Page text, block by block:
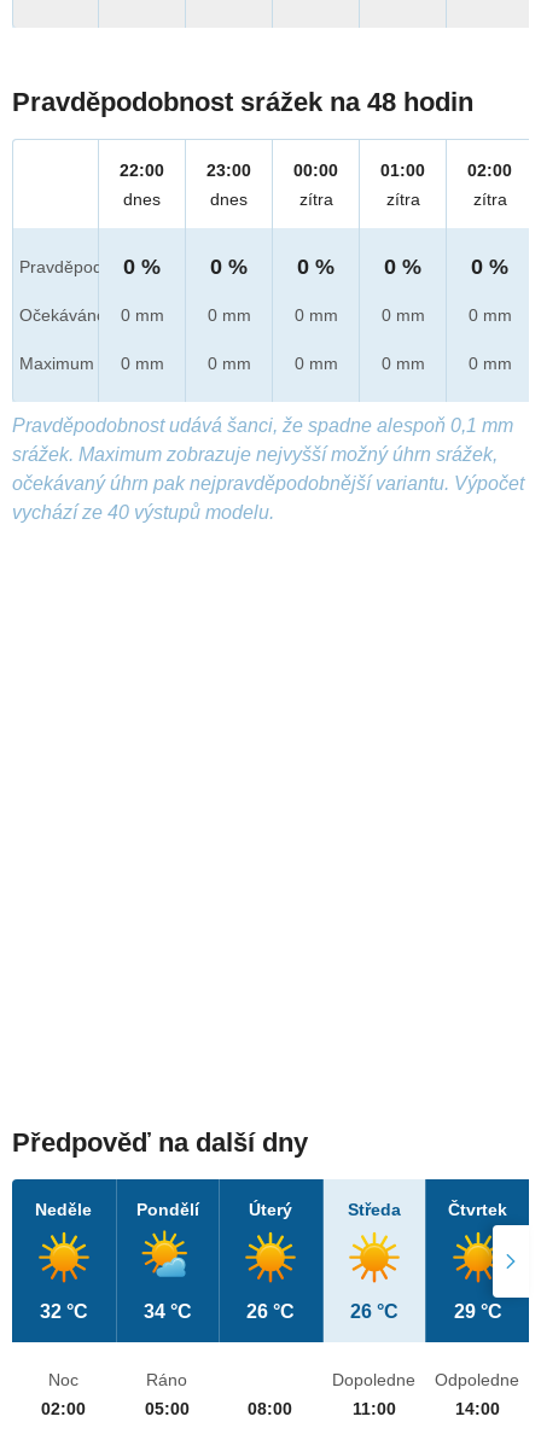
Pravděpodobnost srážek na 48 hodin
Pravděpod.
Očekáváno
Maximum
22:00
dnes
0 %
0 mm
0 mm
23:00
dnes
0 %
0 mm
0 mm
00:00
zítra
0 %
0 mm
0 mm
01:00
zítra
0 %
0 mm
0 mm
02:00
zítra
0 %
0 mm
0 mm
Pravděpodobnost udává šanci, že spadne alespoň 0,1 mm
srážek. Maximum zobrazuje nejvyšší možný úhrn srážek,
očekávaný úhrn pak nejpravděpodobnější variantu. Výpočet
vychází ze 40 výstupů modelu.
Předpověď na další dny
Neděle
32 °C
Pondělí
34 °C
Úterý
26 °C
Středa
26 °C
Čtvrtek
29 °C
Noc
02:00
Ráno
05:00
08:00
Dopoledne
11:00
Odpoledne
14:00